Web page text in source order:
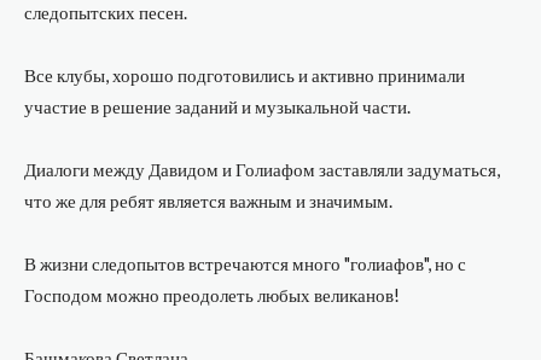
следопытских песен.
Все клубы, хорошо подготовились и активно принимали
участие в решение заданий и музыкальной части.
Диалоги между Давидом и Голиафом заставляли задуматься,
что же для ребят является важным и значимым.
В жизни следопытов встречаются много "голиафов", но с
Господом можно преодолеть любых великанов!